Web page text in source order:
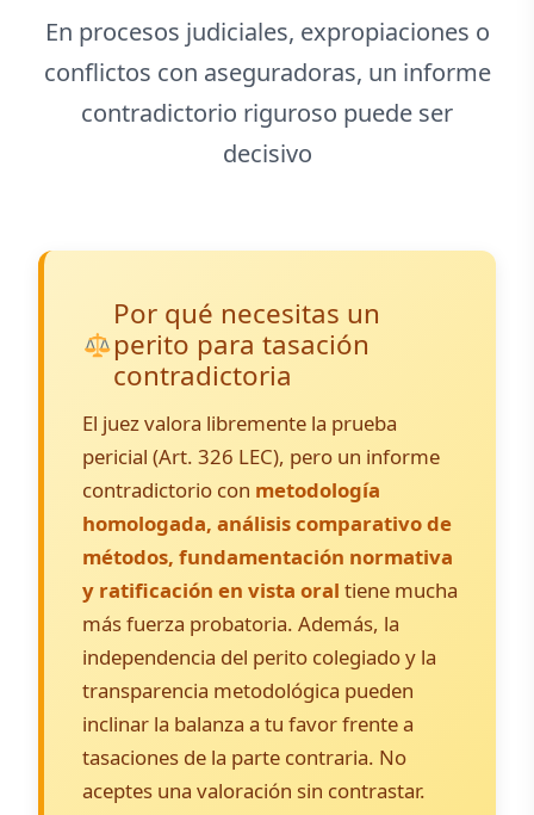
En procesos judiciales, expropiaciones o
conflictos con aseguradoras, un informe
contradictorio riguroso puede ser
decisivo
Por qué necesitas un
perito para tasación
contradictoria
El juez valora libremente la prueba
pericial (Art. 326 LEC), pero un informe
contradictorio con metodología
homologada, análisis comparativo de
métodos, fundamentación normativa
y ratificación en vista oral tiene mucha
más fuerza probatoria. Además, la
independencia del perito colegiado y la
transparencia metodológica pueden
inclinar la balanza a tu favor frente a
tasaciones de la parte contraria. No
aceptes una valoración sin contrastar.